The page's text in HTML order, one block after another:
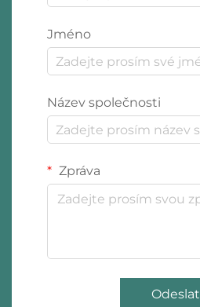
Jméno
Název společnosti
Zpráva
Odeslat